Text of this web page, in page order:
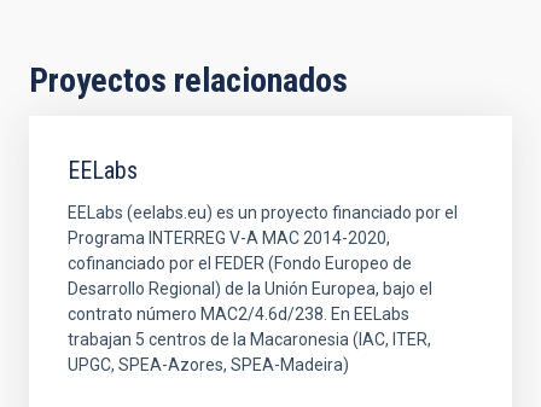
Proyectos relacionados
EELabs
EELabs (eelabs.eu) es un proyecto financiado por el
Programa INTERREG V-A MAC 2014-2020,
cofinanciado por el FEDER (Fondo Europeo de
Desarrollo Regional) de la Unión Europea, bajo el
contrato número MAC2/4.6d/238. En EELabs
trabajan 5 centros de la Macaronesia (IAC, ITER,
UPGC, SPEA-Azores, SPEA-Madeira)